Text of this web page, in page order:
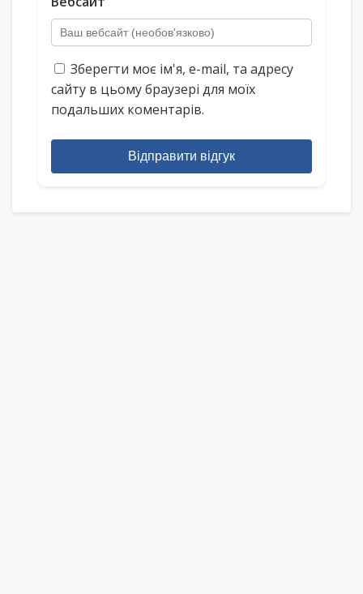
Зберегти моє ім'я, e-mail, та адресу
сайту в цьому браузері для моїх
подальших коментарів.
Відправити відгук